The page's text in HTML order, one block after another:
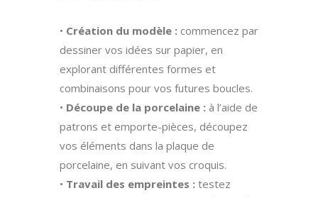
• Création du modèle : commencez par
dessiner vos idées sur papier, en
explorant différentes formes et
combinaisons pour vos futures boucles.
• Découpe de la porcelaine : à l’aide de
patrons et emporte-pièces, découpez
vos éléments dans la plaque de
porcelaine, en suivant vos croquis.
• Travail des empreintes : testez